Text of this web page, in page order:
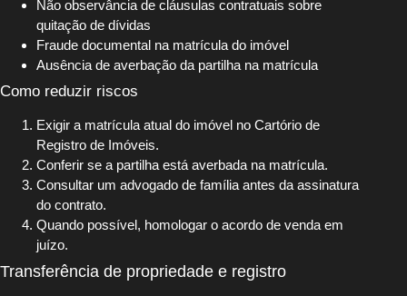
Não observância de cláusulas contratuais sobre
quitação de dívidas
Fraude documental na matrícula do imóvel
Ausência de averbação da partilha na matrícula
Como reduzir riscos
Exigir a matrícula atual do imóvel no Cartório de
Registro de Imóveis.
Conferir se a partilha está averbada na matrícula.
Consultar um advogado de família antes da assinatura
do contrato.
Quando possível, homologar o acordo de venda em
juízo.
Transferência de propriedade e registro